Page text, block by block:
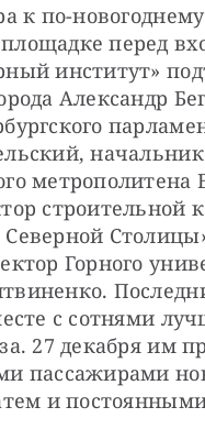
к по-новогоднему
перед
институт»
Александр
начальник
метрополитена
строительной
Северной
Горного
с сотнями
27 декабря им
пассажирами
и